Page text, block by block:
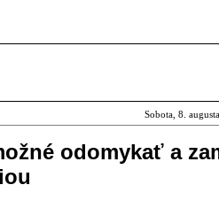
Sobota, 8.
odomykať a